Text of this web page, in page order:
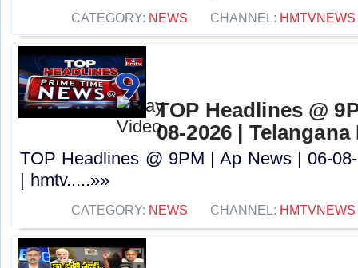
CATEGORY: NEWS CHANNEL: HMTVNEWS
TOP Headlines @
08-2026 |
TOP Headlines @ 9PM | Ap News | 06-
| hmtv.....»»
CATEGORY: NEWS CHANNEL: HMTVNEWS